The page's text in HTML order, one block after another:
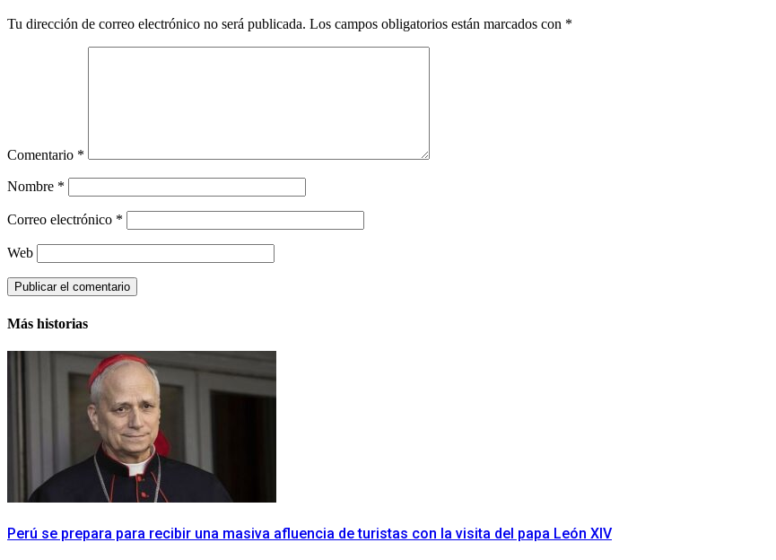
Tu dirección de correo electrónico no será publicada. Los campos obligatorios están marcados con *
Comentario *
Nombre *
Correo electrónico *
Web
Más historias
Perú se prepara para recibir una masiva afluencia de turistas con la visita del papa León XIV